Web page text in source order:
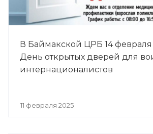
В Баймакской ЦРБ 14 февраля
День открытых дверей для
интернационалистов
11 февраля 2025